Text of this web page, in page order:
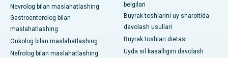
Nevrolog bilan maslahatlashing
Gastroenterolog bilan
maslahatlashing
Onkolog bilan maslahatlashing
Nefrolog bilan maslahatlashing
belgilari
Buyrak toshlarini uy sharoitida
davolash usullari
Buyrak toshlari dietasi
Uyda sil kasalligini davolash